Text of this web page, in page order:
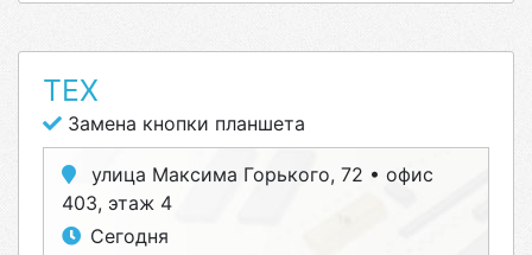
ТЕХ
Замена кнопки планшета
улица Максима Горького, 72 • офис
403, этаж 4
Сегодня